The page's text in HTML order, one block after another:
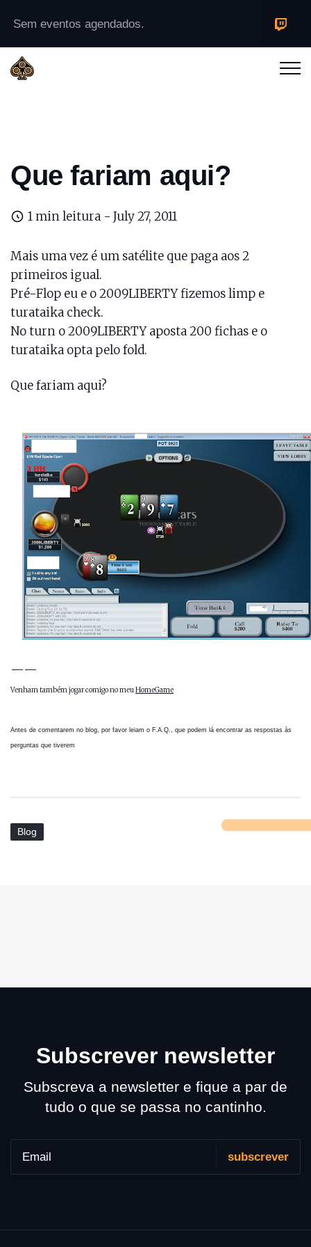
Sem eventos agendados.
Que fariam aqui?
1 min leitura - July 27, 2011
Mais uma vez é um satélite que paga aos 2
primeiros igual.
Pré-Flop eu e o 2009LIBERTY fizemos limp e
turataika check.
No turn o 2009LIBERTY aposta 200 fichas e o
turataika opta pelo fold.
Que fariam aqui?
——
Venham também jogar comigo no meu HomeGame
Antes de comentarem no blog, por favor leiam o F.A.Q. , que podem lá encontrar as respostas às
perguntas que tiverem
Blog
Subscrever newsletter
Subscreva a newsletter e fique a par de
tudo o que se passa no cantinho.